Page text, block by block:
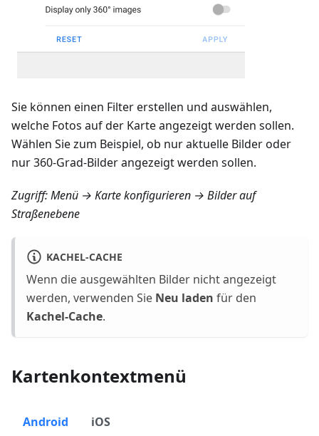
Sie können einen Filter erstellen und auswählen,
welche Fotos auf der Karte angezeigt werden sollen.
Wählen Sie zum Beispiel, ob nur aktuelle Bilder oder
nur 360-Grad-Bilder angezeigt werden sollen.
Zugriff:Menü → Karte konfigurieren → Bilder auf
Straßenebene
KACHEL-CACHE
Wenn die ausgewählten Bilder nicht angezeigt
werden, verwenden Sie Neu laden für den
Kachel-Cache.
Kartenkontextmenü
Android iOS